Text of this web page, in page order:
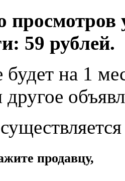
просмотров
59 рублей.
на 1
продавцу,